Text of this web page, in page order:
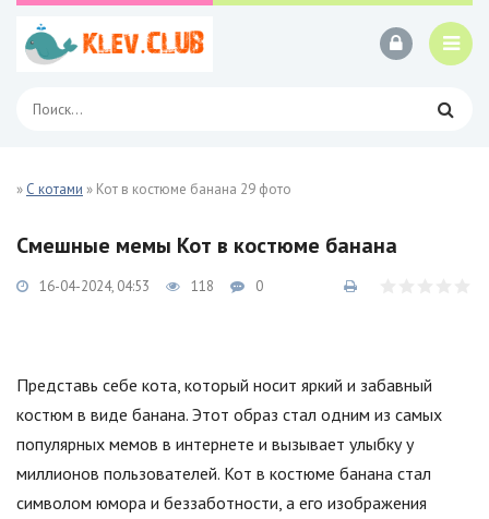
» С котами » Кот в костюме банана 29 фото
Смешные мемы Кот в костюме банана
16-04-2024, 04:53 118 0
Представь себе кота, который носит яркий и забавный
костюм в виде банана. Этот образ стал одним из самых
популярных мемов в интернете и вызывает улыбку у
миллионов пользователей. Кот в костюме банана стал
символом юмора и беззаботности, а его изображения